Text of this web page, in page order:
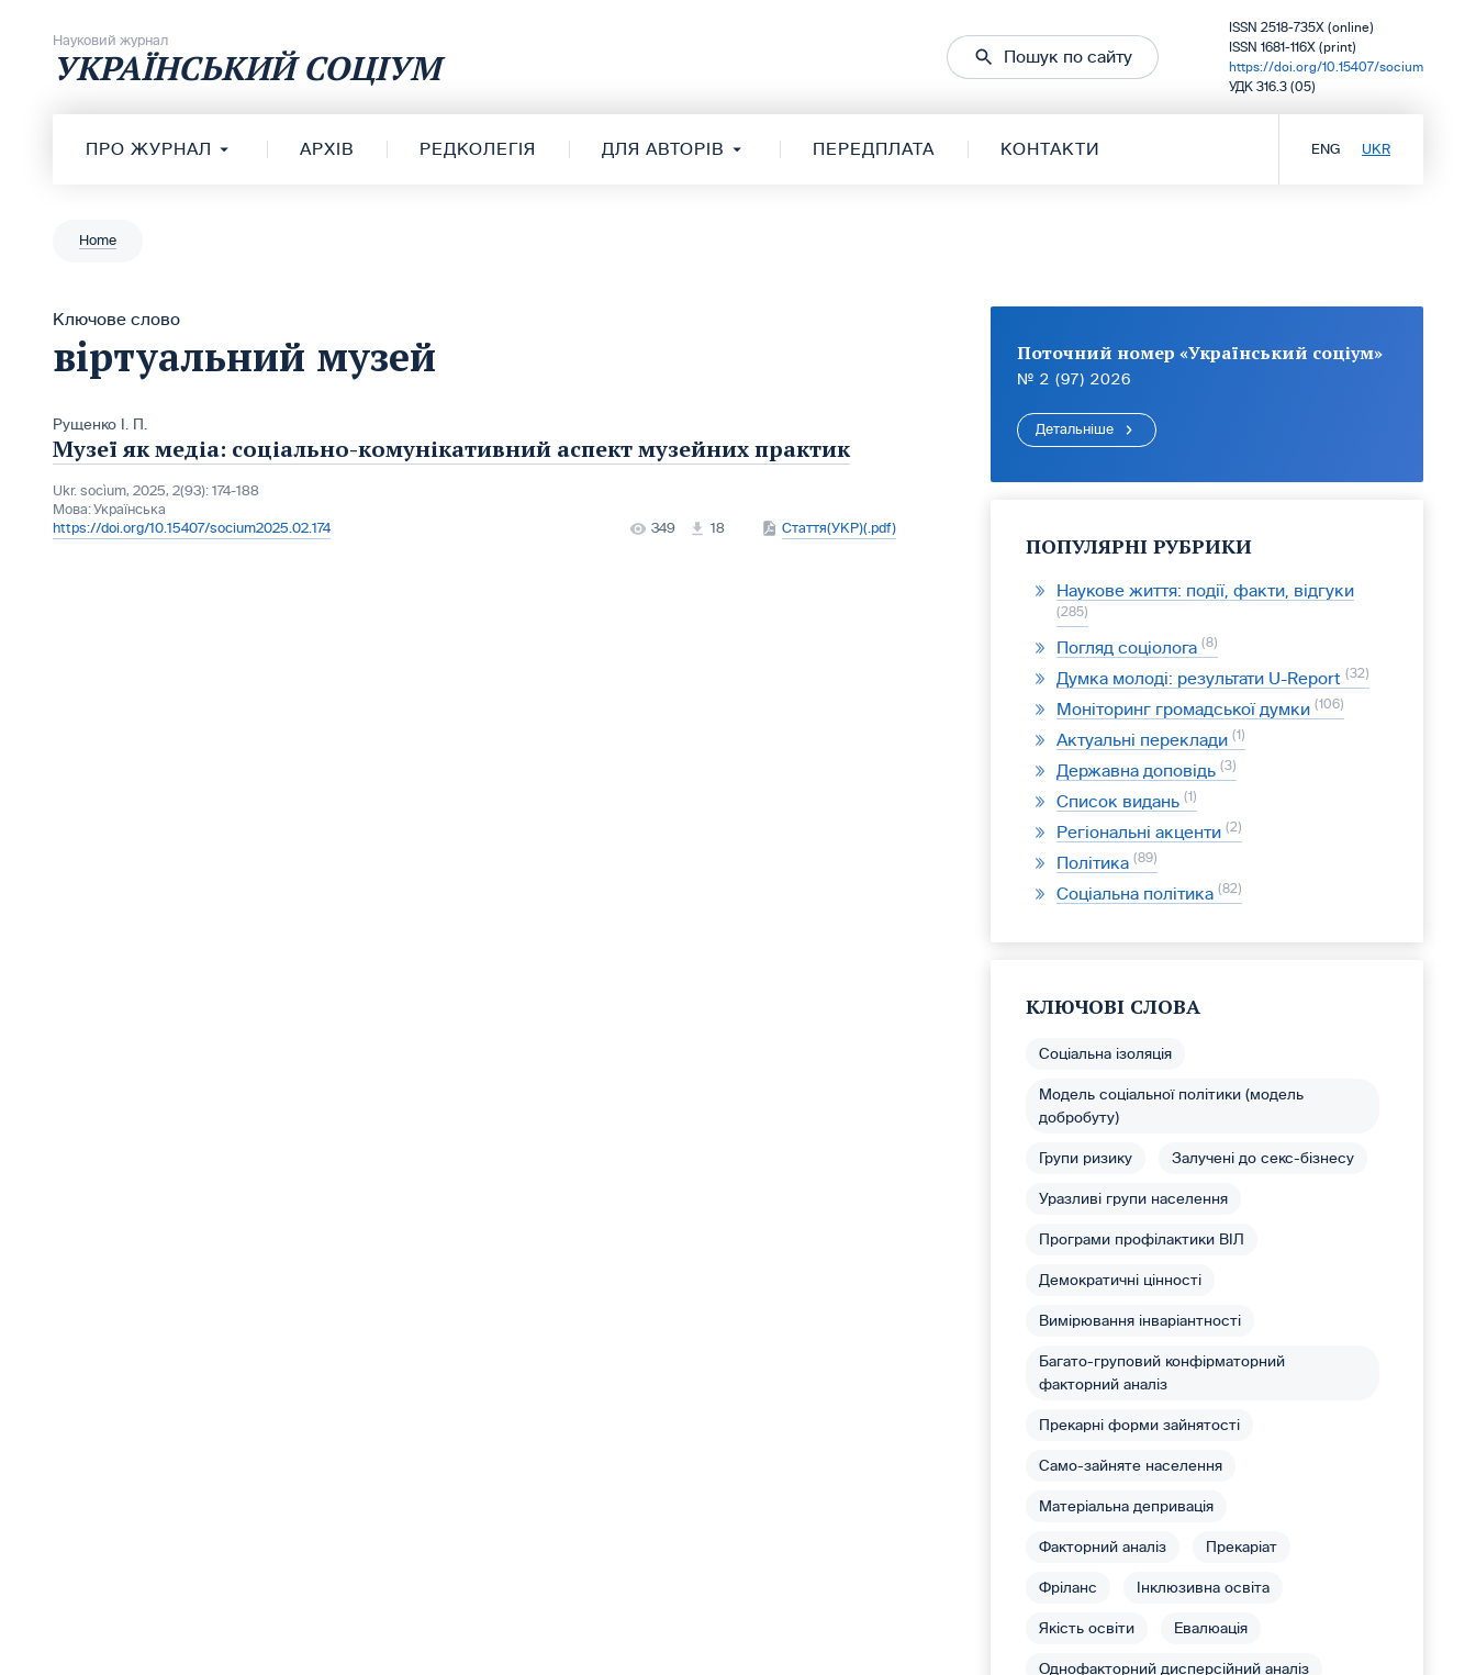
Науковий журнал
УКРАЇНСЬКИЙ СОЦІУМ Пошук по сайту
ISSN 2518-735X (online)
ISSN 1681-116X (print)
https://doi.org/10.15407/socium
УДК 316.3 (05)
ПРО ЖУРНАЛ АРХІВ РЕДКОЛЕГІЯ ДЛЯ АВТОРІВ ПЕРЕДПЛАТА КОНТАКТИ ENG UKR
Home
Ключове слово
віртуальний музей
Рущенко І. П.
Музеї як медіа: соціально-комунікативний аспект музейних практик
Ukr. socìum, 2025, 2(93): 174-188
Мова:Українська
https://doi.org/10.15407/socium2025.02.174
349 18 Стаття(УКР)(.pdf)
Поточний номер «Український соціум»
№ 2 (97) 2026
Детальніше
ПОПУЛЯРНІ РУБРИКИ
Наукове життя: події, факти, відгуки
285
Погляд соціолога 8
Думка молоді: результати U-Report 32
Моніторинг громадської думки 106
Актуальні переклади 1
Державна доповідь 3
Список видань 1
Регіональні акценти 2
Політика 89
Соціальна політика 82
КЛЮЧОВІ СЛОВА
Соціальна ізоляція
Модель соціальної політики (модель
добробуту)
Групи ризику Залучені до секс-бізнесу
Уразливі групи населення
Програми профілактики ВІЛ
Демократичні цінності
Вимірювання інваріантності
Багато-груповий конфірматорний
факторний аналіз
Прекарні форми зайнятості
Само-зайняте населення
Матеріальна депривація
Факторний аналіз Прекаріат
Фріланс Інклюзивна освіта
Якість освіти Евалюація
Однофакторний дисперсійний аналіз